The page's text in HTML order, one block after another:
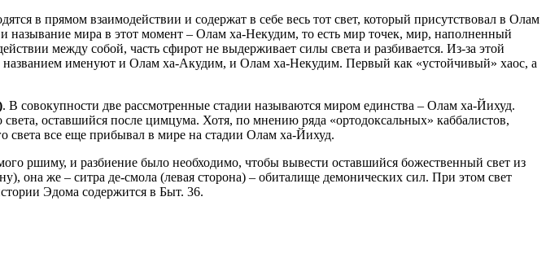
в прямом взаимодействии и содержат в себе весь тот свет, который присутствовал в Олам
называние мира в этот момент – Олам ха-Некудим, то есть мир точек, мир, наполненный
между собой, часть сфирот не выдерживает силы света и разбивается. Из-за этой
названием именуют и Олам ха-Акудим, и Олам ха-Некудим. Первый как «устойчивый» хаос, а
. В совокупности две рассмотренные стадии называются миром единства – Олам ха-Йихуд.
оставшийся после цимцума. Хотя, по мнению ряда «ортодоксальных» каббалистов,
света все еще прибывал в мире на стадии Олам ха-Йихуд.
ршиму, и разбиение было необходимо, чтобы вывести оставшийся божественный свет из
она же – ситра де-смола (левая сторона) – обиталище демонических сил. При этом свет
Эдома содержится в Быт. 36.